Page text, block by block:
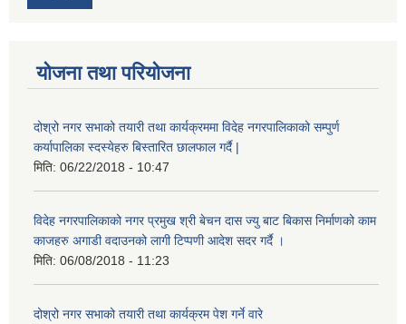
योजना तथा परियोजना
दोश्रो नगर सभाको तयारी तथा कार्यक्रममा विदेह नगरपालिकाको सम्पुर्ण
कर्यापालिका स्दस्येहरु बिस्तारित छालफाल गर्दै |
मिति: 06/22/2018 - 10:47
विदेह नगरपालिकाको नगर प्रमुख श्री बेचन दास ज्यु बाट बिकास निर्माणको काम
काजहरु अगाडी वदाउनको लागी टिप्पणी आदेश सदर गर्दै ।
मिति: 06/08/2018 - 11:23
दोश्रो नगर सभाको तयारी तथा कार्यक्रम पेश गर्ने वारे